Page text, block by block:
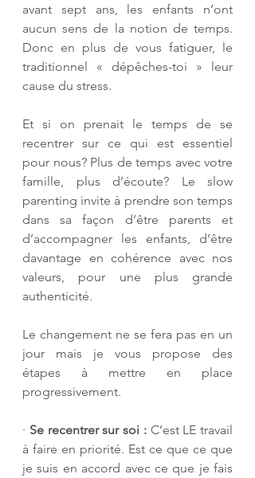
avant sept ans, les enfants n’ont
aucun sens de la notion de temps.
Donc en plus de vous fatiguer, le
traditionnel « dépêches-toi » leur
cause du stress.
Et si on prenait le temps de se
recentrer sur ce qui est essentiel
pour nous? Plus de temps avec votre
famille, plus d’écoute? Le slow
parenting invite à prendre son temps
dans sa façon d’être parents et
d’accompagner les enfants, d’être
davantage en cohérence avec nos
valeurs, pour une plus grande
authenticité.
Le changement ne se fera pas en un
jour mais je vous propose des
étapes à mettre en place
progressivement.
· Se recentrer sur soi : C’est LE travail
à faire en priorité. Est ce que ce que
je suis en accord avec ce que je fais